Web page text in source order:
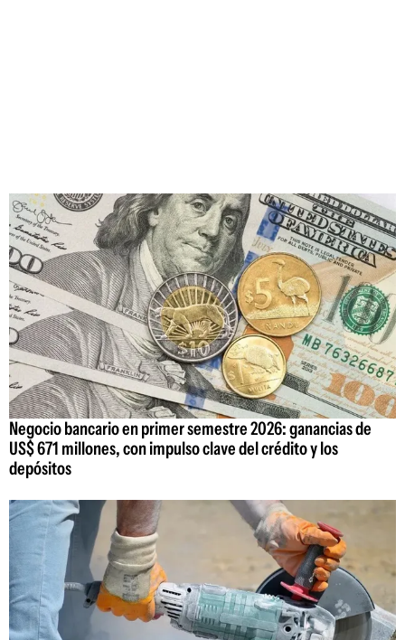
Negocio bancario en primer semestre 2026: ganancias de
US$ 671 millones, con impulso clave del crédito y los
depósitos